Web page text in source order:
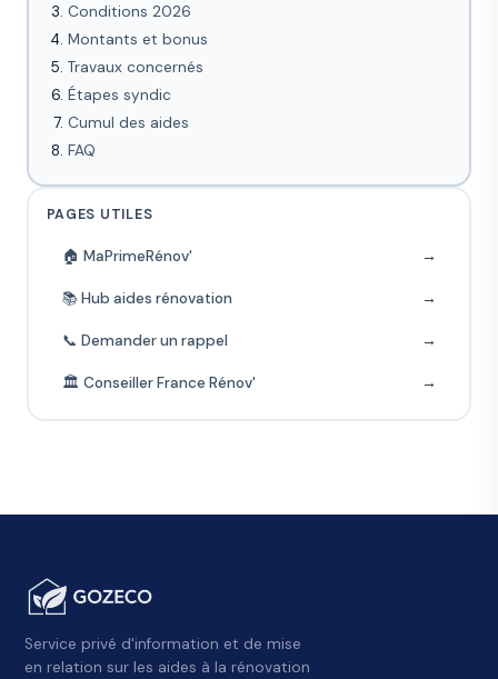
Conditions 2026
Montants et bonus
Travaux concernés
Étapes syndic
Cumul des aides
FAQ
PAGES UTILES
🏠 MaPrimeRénov' →
📚 Hub aides rénovation →
📞 Demander un rappel →
🏛️ Conseiller France Rénov' →
Service privé d'information et de mise
en relation sur les aides à la rénovation